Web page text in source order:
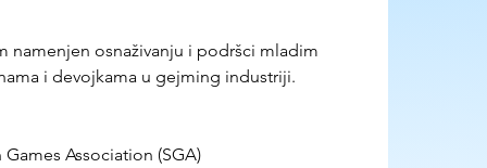
namenjen osnaživanju i podršci mladim
i devojkama u gejming industriji.
Games Association (SGA)